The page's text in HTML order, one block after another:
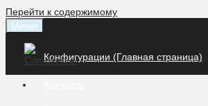
Перейти к содержимому
Меню
Конфигурации (Главная страница)